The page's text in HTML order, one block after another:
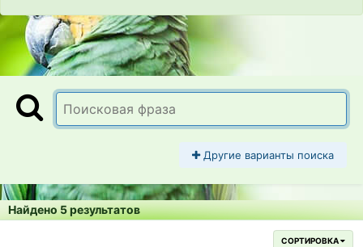
Другие варианты поиска
Найдено 5 результатов
СОРТИРОВКА